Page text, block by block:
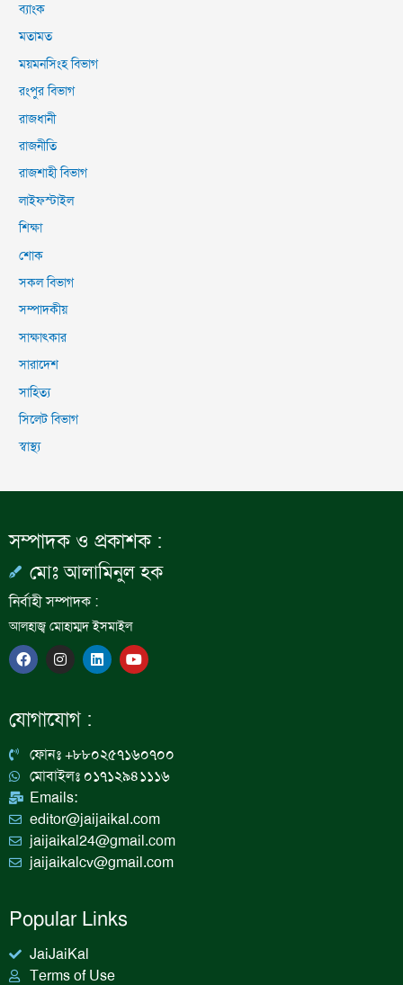
ব্যাংক
মতামত
ময়মনসিংহ বিভাগ
রংপুর বিভাগ
রাজধানী
রাজনীতি
রাজশাহী বিভাগ
লাইফস্টাইল
শিক্ষা
শোক
সকল বিভাগ
সম্পাদকীয়
সাক্ষাৎকার
সারাদেশ
সাহিত্য
সিলেট বিভাগ
স্বাস্থ্য
সম্পাদক ও প্রকাশক :
মোঃ আলামিনুল হক
নির্বাহী সম্পাদক :
আলহাজ্ব মোহাম্মদ ইসমাইল
F
a
c
b
o
I
n
s
a
g
a
m
L
i
n
n
Y
o
u
যোগাযোগ :
ফোনঃ +৮৮০২৫৭১৬০৭০০
মোবাইলঃ ০১৭১২৯৪১১১৬
Emails:
editor@jaijaikal.com
jaijaikal24@gmail.com
jaijaikalcv@gmail.com
Popular Links
JaiJaiKal
Terms of Use